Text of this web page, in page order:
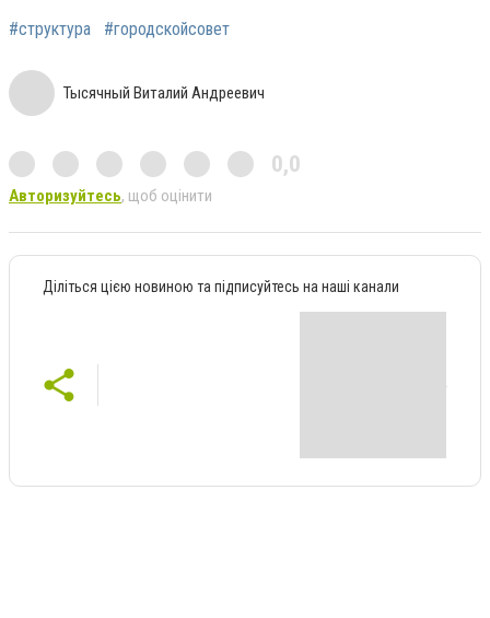
#структура #городскойсовет
Тысячный Виталий Андреевич
0,0
Авторизуйтесь, щоб оцінити
Діліться цією новиною та підписуйтесь на наші канали